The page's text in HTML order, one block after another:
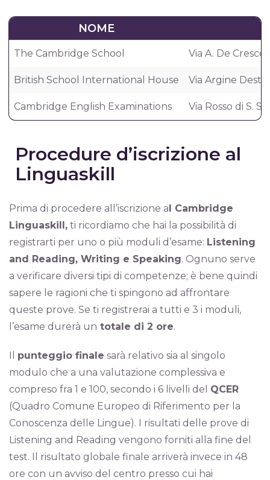
NOME
The Cambridge School Via A. De
British School International House Via Argine
Cambridge English Examinations Via Rosso di S.
Procedure d’iscrizione al
Linguaskill
Prima di procedere all’iscrizione al Cambridge
Linguaskill,ti ricordiamo che hai la possibilità di
registrarti per uno o più moduli d’esame: Listening
and Reading, Writing e Speaking. Ognuno serve
a verificare diversi tipi di competenze; è bene quindi
sapere le ragioni che ti spingono ad affrontare
queste prove. Se ti registrerai a tutti e 3 i moduli,
l’esame durerà un totale di 2 ore.
Il punteggio finale sarà relativo sia al singolo
modulo che a una valutazione complessiva e
compreso fra 1 e 100, secondo i 6 livelli del QCER
(Quadro Comune Europeo di Riferimento per la
Conoscenza delle Lingue). I risultati delle prove di
Listening and Reading vengono forniti alla fine del
test. Il risultato globale finale arriverà invece in 48
ore con un avviso del centro presso cui hai